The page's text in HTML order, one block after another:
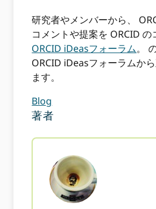
研究者やメンバーから、
コメントや提案を ORCID の
ORCID iDeasフォーラム。
ORCID iDeasフォーラムか
ます。
Blog
著者